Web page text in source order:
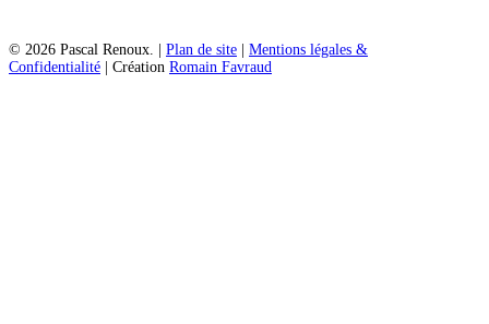
© 2026 Pascal Renoux. | Plan de site | Mentions légales &
Confidentialité | Création Romain Favraud